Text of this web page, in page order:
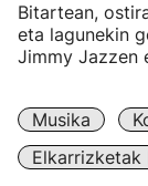
Bitartean,
eta lagunekin
Jimmy Jazzen
Musika
Elkarrizketak